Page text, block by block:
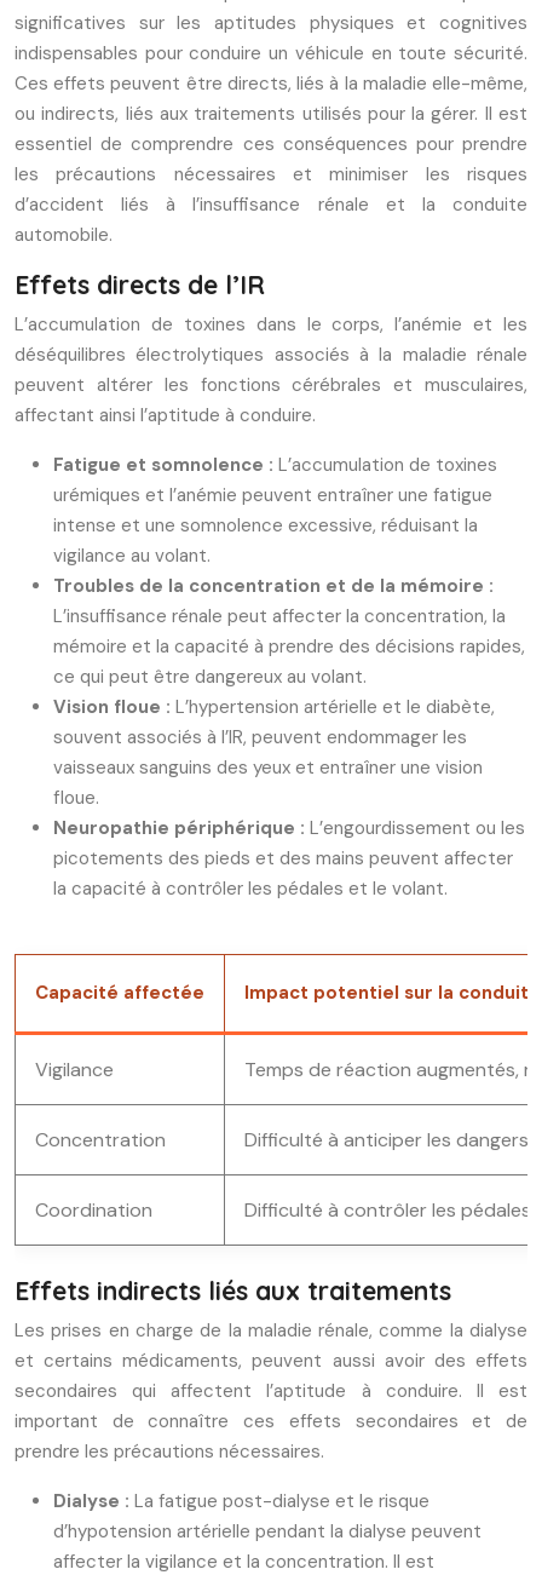
significatives sur les aptitudes physiques et cognitives
indispensables pour conduire un véhicule en toute sécurité.
Ces effets peuvent être directs, liés à la maladie elle-même,
ou indirects, liés aux traitements utilisés pour la gérer. Il est
essentiel de comprendre ces conséquences pour prendre
les précautions nécessaires et minimiser les risques
d’accident liés à l’insuffisance rénale et la conduite
automobile.
Effets directs de l’IR
L’accumulation de toxines dans le corps, l’anémie et les
déséquilibres électrolytiques associés à la maladie rénale
peuvent altérer les fonctions cérébrales et musculaires,
affectant ainsi l’aptitude à conduire.
Fatigue et somnolence : L’accumulation de toxines
urémiques et l’anémie peuvent entraîner une fatigue
intense et une somnolence excessive, réduisant la
vigilance au volant.
Troubles de la concentration et de la mémoire :
L’insuffisance rénale peut affecter la concentration, la
mémoire et la capacité à prendre des décisions rapides,
ce qui peut être dangereux au volant.
Vision floue : L’hypertension artérielle et le diabète,
souvent associés à l’IR, peuvent endommager les
vaisseaux sanguins des yeux et entraîner une vision
floue.
Neuropathie périphérique : L’engourdissement ou les
picotements des pieds et des mains peuvent affecter
la capacité à contrôler les pédales et le volant.
Capacité affectée Impact potentiel sur la conduite
Vigilance Temps de réaction augmentés,
Concentration Difficulté à anticiper les dangers,
Coordination Difficulté à contrôler les pédales
Effets indirects liés aux traitements
Les prises en charge de la maladie rénale, comme la dialyse
et certains médicaments, peuvent aussi avoir des effets
secondaires qui affectent l’aptitude à conduire. Il est
important de connaître ces effets secondaires et de
prendre les précautions nécessaires.
Dialyse : La fatigue post-dialyse et le risque
d’hypotension artérielle pendant la dialyse peuvent
affecter la vigilance et la concentration. Il est